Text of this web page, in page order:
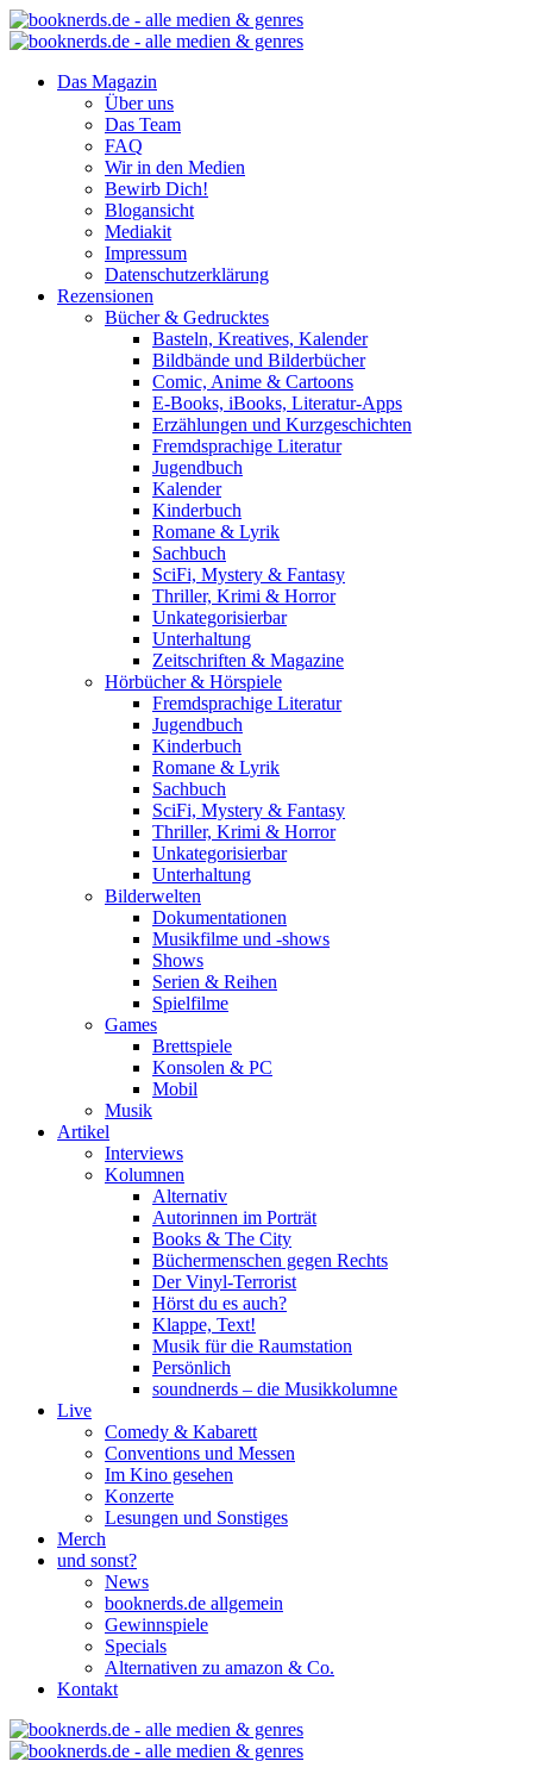
Das Magazin
Über uns
Das Team
FAQ
Wir in den Medien
Bewirb Dich!
Blogansicht
Mediakit
Impressum
Datenschutzerklärung
Rezensionen
Bücher & Gedrucktes
Basteln, Kreatives, Kalender
Bildbände und Bilderbücher
Comic, Anime & Cartoons
E-Books, iBooks, Literatur-Apps
Erzählungen und Kurzgeschichten
Fremdsprachige Literatur
Jugendbuch
Kalender
Kinderbuch
Romane & Lyrik
Sachbuch
SciFi, Mystery & Fantasy
Thriller, Krimi & Horror
Unkategorisierbar
Unterhaltung
Zeitschriften & Magazine
Hörbücher & Hörspiele
Fremdsprachige Literatur
Jugendbuch
Kinderbuch
Romane & Lyrik
Sachbuch
SciFi, Mystery & Fantasy
Thriller, Krimi & Horror
Unkategorisierbar
Unterhaltung
Bilderwelten
Dokumentationen
Musikfilme und -shows
Shows
Serien & Reihen
Spielfilme
Games
Brettspiele
Konsolen & PC
Mobil
Musik
Artikel
Interviews
Kolumnen
Alternativ
Autorinnen im Porträt
Books & The City
Büchermenschen gegen Rechts
Der Vinyl-Terrorist
Hörst du es auch?
Klappe, Text!
Musik für die Raumstation
Persönlich
soundnerds – die Musikkolumne
Live
Comedy & Kabarett
Conventions und Messen
Im Kino gesehen
Konzerte
Lesungen und Sonstiges
Merch
und sonst?
News
booknerds.de allgemein
Gewinnspiele
Specials
Alternativen zu amazon & Co.
Kontakt